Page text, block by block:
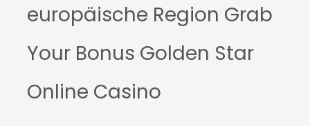
europäische Region Grab
Your Bonus Golden Star
Online Casino